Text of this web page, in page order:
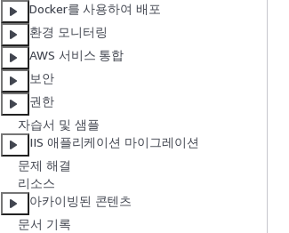
Docker를 사용하여 배포
환경 모니터링
AWS 서비스 통합
보안
권한
자습서 및 샘플
IIS 애플리케이션 마이그레이션
문제 해결
리소스
아카이빙된 콘텐츠
문서 기록